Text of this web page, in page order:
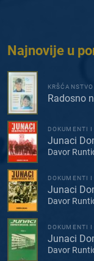
Najnovije u
KRŠĆANSTVO
Radosno
DOKUMENTI
Junaci
Davor
DOKUMENTI
Junaci
Davor
DOKUMENTI
Junaci
Davor